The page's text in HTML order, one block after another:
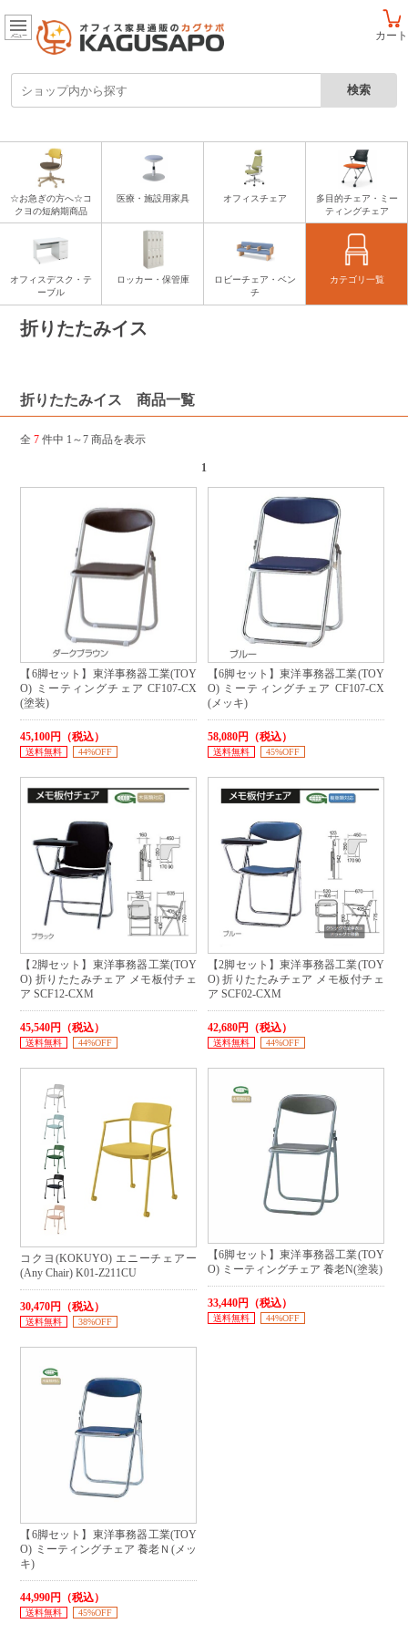
カート
メニュー
☆お急ぎの方へ☆コ
クヨの短納期商品
医療・施設用家具 オフィスチェア
多目的チェア・ミー
ティングチェア
オフィスデスク・テ
ーブル
ロッカー・保管庫
ロビーチェア・ベン
チ
カテゴリ一覧
折りたたみイス
折りたたみイス 商品一覧
全7 件中 1～7 商品を表示
1
【6脚セット】東洋事務器工業(TOY
O) ミーティングチェア CF107-CX
(塗装)
45,100円（税込）
送料無料 44%OFF
【6脚セット】東洋事務器工業(TOY
O) ミーティングチェア CF107-CX
(メッキ)
58,080円（税込）
送料無料 45%OFF
【2脚セット】東洋事務器工業(TOY
O) 折りたたみチェア メモ板付チェ
ア SCF12-CXM
45,540円（税込）
送料無料 44%OFF
【2脚セット】東洋事務器工業(TOY
O) 折りたたみチェア メモ板付チェ
ア SCF02-CXM
42,680円（税込）
送料無料 44%OFF
コクヨ(KOKUYO) エニーチェアー
(Any Chair) K01-Z211CU
30,470円（税込）
送料無料 38%OFF
【6脚セット】東洋事務器工業(TOY
O) ミーティングチェア 養老N(塗装)
33,440円（税込）
送料無料 44%OFF
【6脚セット】東洋事務器工業(TOY
O) ミーティングチェア 養老Ｎ(メッ
キ)
44,990円（税込）
送料無料 45%OFF